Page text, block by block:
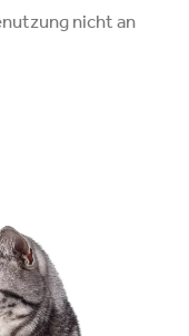
nicht an